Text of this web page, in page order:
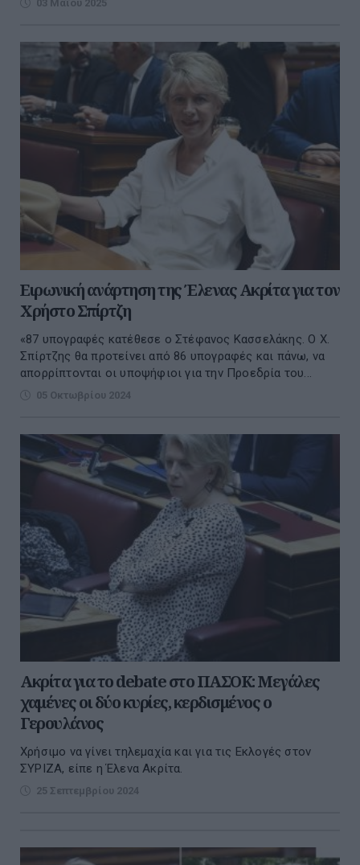
03 Μαΐου 2025
Ειρωνική ανάρτηση της Έλενας Ακρίτα για τον
Χρήστο Σπίρτζη
«87 υπογραφές κατέθεσε ο Στέφανος Κασσελάκης. Ο Χ.
Σπίρτζης θα προτείνει από 86 υπογραφές και πάνω, να
απορρίπτονται οι υποψήφιοι για την Προεδρία του...
05 Οκτωβρίου 2024
Ακρίτα για το debate στο ΠΑΣΟΚ: Μεγάλες
χαμένες οι δύο κυρίες, κερδισμένος ο
Γερουλάνος
Χρήσιμο να γίνει τηλεμαχία και για τις Εκλογές στον
ΣΥΡΙΖΑ, είπε η Έλενα Ακρίτα.
25 Σεπτεμβρίου 2024